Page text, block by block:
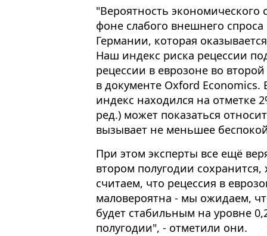
"Вероятность экономического
фоне слабого внешнего
Германии, которая
Наш индекс риска рецессии
рецессии в еврозоне во
в документе Oxford Economics.
индекс находился на отметке
ред.) может показаться
вызывает не меньшее
При этом эксперты все ещё
втором полугодии
считаем, что рецессия в
маловероятна - мы ожидаем,
будет стабильным на уровне
полугодии", - отметили они.